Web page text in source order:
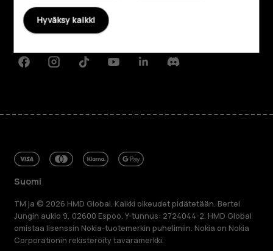
Planet and people
FacebookInstagramTiktokYoutubeLinkedinDiscord
Suomi
TM ja © 2026 HMD Global. Kaikki oikeudet pidätetään. Bertel
Jungin aukio 9, 02600 Espoo. Y-tunnus: 2724044-2. HMD Global
omistaa lisenssin Nokia-tuotemerkin puhelimiin. Nokia on Nokia
Corporationin rekisteröity tavaramerkki.
Hyväksy kaikki